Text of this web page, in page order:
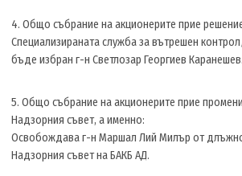
4. Общо събрание на акционерите прие
Специализираната служба за вътрешен
бъде избран г-н Светлозар Георгиев Каранешев.
5. Общо събрание на акционерите прие
Надзорния съвет, а именно:
Освобождава г-н Маршал Лий Милър от
Надзорния съвет на БАКБ АД.